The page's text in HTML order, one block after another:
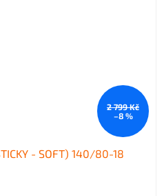
2 799 Kč
–8 %
- SOFT) 140/80-18